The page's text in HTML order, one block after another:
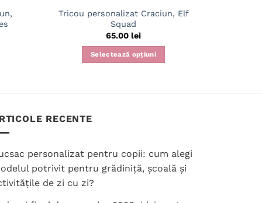
Tricou personalizat Craciun, Elf
Squad
65.00 lei
Selectează opțiuni
Opțiunile
pot
RECENTE
personalizat pentru copii: cum alegi
potrivit pentru grădiniță, școală și
de zi cu zi?